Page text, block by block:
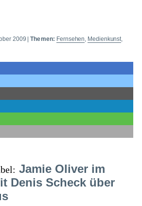
2009 |Themen: Fernsehen, Medienkunst,
Jamie Oliver im
Denis Scheck über